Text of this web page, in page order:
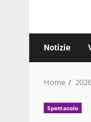
Notizie
Home 2026
Spettacolo